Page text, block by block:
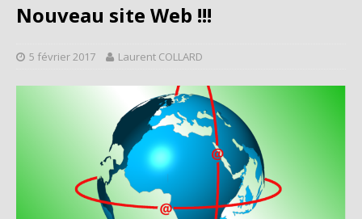
Nouveau site Web !!!
5 février 2017 Laurent COLLARD